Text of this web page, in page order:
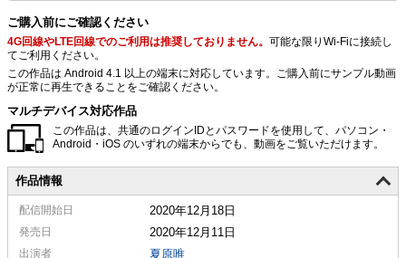
ご購入前にご確認ください
4G回線やLTE回線でのご利用は推奨しておりません。 可能な限りWi-Fiに接続し
てご利用ください。
この作品は Android 4.1 以上の端末に対応しています。ご購入前にサンプル動画
が正常に再生できることをご確認ください。
マルチデバイス対応作品
この作品は、共通のログインIDとパスワードを使用して、パソコン・
Android・iOS のいずれの端末からでも、動画をご覧いただけます。
作品情報
配信開始日 2020年12月18日
発売日 2020年12月11日
出演者 夏原唯